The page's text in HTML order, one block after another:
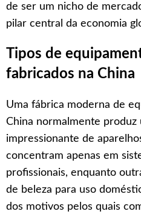
de ser um nicho de
pilar central da economia
Tipos de
fabricados na China
Uma fábrica moderna de
China normalmente produz
impressionante de
concentram apenas em
profissionais, enquanto
de beleza para uso
dos motivos pelos quais